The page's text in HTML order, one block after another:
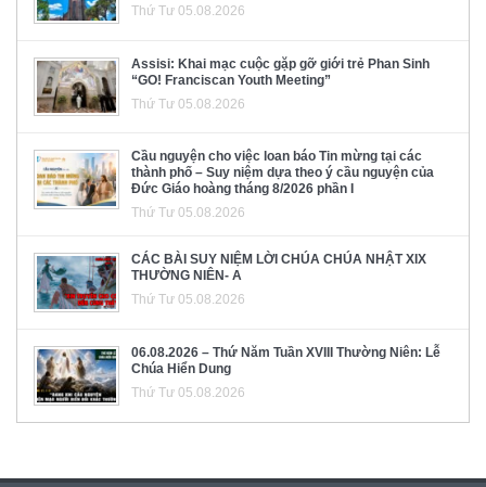
Thứ Tư 05.08.2026
Assisi: Khai mạc cuộc gặp gỡ giới trẻ Phan Sinh
“GO! Franciscan Youth Meeting”
Thứ Tư 05.08.2026
Cầu nguyện cho việc loan báo Tin mừng tại các
thành phố – Suy niệm dựa theo ý cầu nguyện của
Đức Giáo hoàng tháng 8/2026 phần I
Thứ Tư 05.08.2026
CÁC BÀI SUY NIỆM LỜI CHÚA CHÚA NHẬT XIX
THƯỜNG NIÊN- A
Thứ Tư 05.08.2026
06.08.2026 – Thứ Năm Tuần XVIII Thường Niên: Lễ
Chúa Hiển Dung
Thứ Tư 05.08.2026